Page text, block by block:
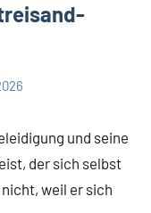
und seine
der sich selbst
weil er sich